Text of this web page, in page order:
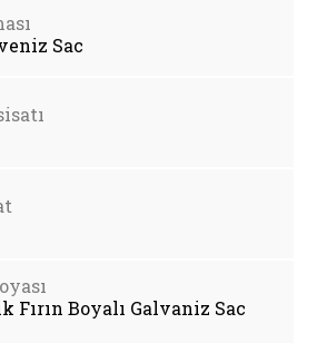
Sac
Fırın Boyalı Galvaniz Sac